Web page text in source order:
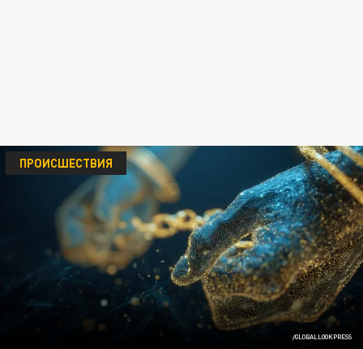
/GLOBALLOOKPRESS
ПРОИСШЕСТВИЯ